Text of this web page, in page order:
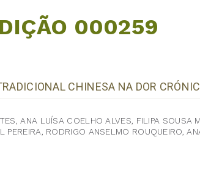
000259
CHINESA NA DOR
ANA LUÍSA COELHO ALVES, FILIPA SOUSA
PEREIRA, RODRIGO ANSELMO ROUQUEIRO,